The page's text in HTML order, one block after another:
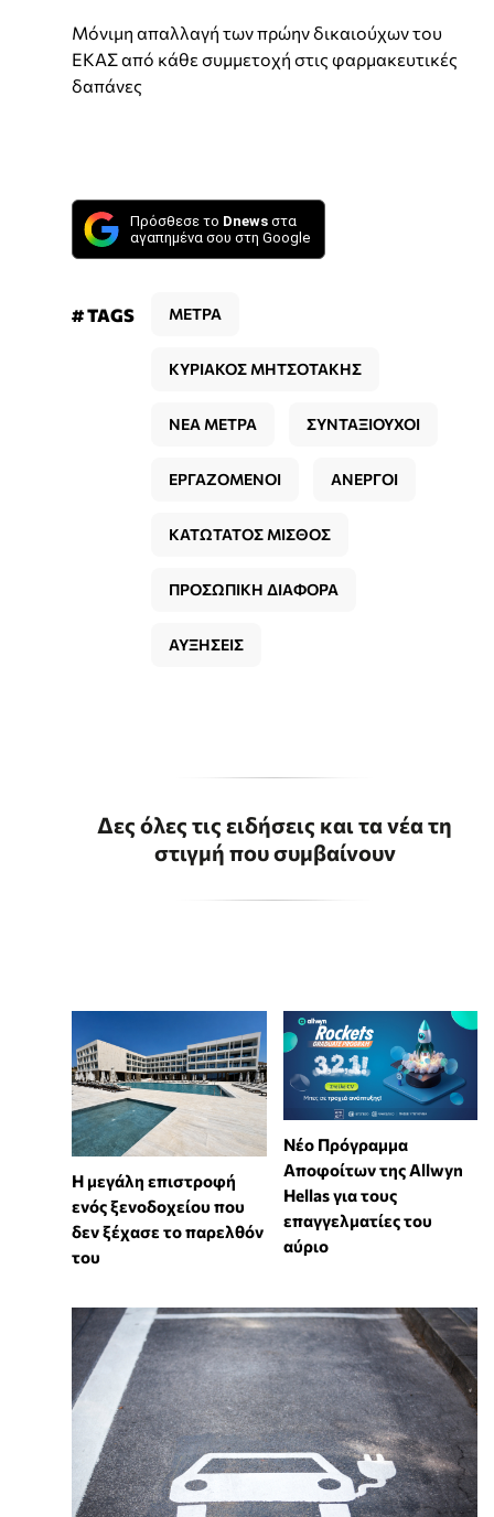
Μόνιμη απαλλαγή των πρώην δικαιούχων του
ΕΚΑΣ από κάθε συμμετοχή στις φαρμακευτικές
δαπάνες
Πρόσθεσε το Dnews στα
αγαπημένα σου στη Google
# TAGS ΜΕΤΡΑ
ΚΥΡΙΑΚΟΣ ΜΗΤΣΟΤΑΚΗΣ
ΝΕΑ ΜΕΤΡΑ ΣΥΝΤΑΞΙΟΥΧΟΙ
ΕΡΓΑΖΟΜΕΝΟΙ ΑΝΕΡΓΟΙ
ΚΑΤΩΤΑΤΟΣ ΜΙΣΘΟΣ
ΠΡΟΣΩΠΙΚΗ ΔΙΑΦΟΡΑ
ΑΥΞΗΣΕΙΣ
Δες όλες τις ειδήσεις και τα νέα τη
στιγμή που συμβαίνουν
Η μεγάλη επιστροφή
ενός ξενοδοχείου που
δεν ξέχασε το παρελθόν
του
Νέο Πρόγραμμα
Αποφοίτων της Allwyn
Hellas για τους
επαγγελματίες του
αύριο